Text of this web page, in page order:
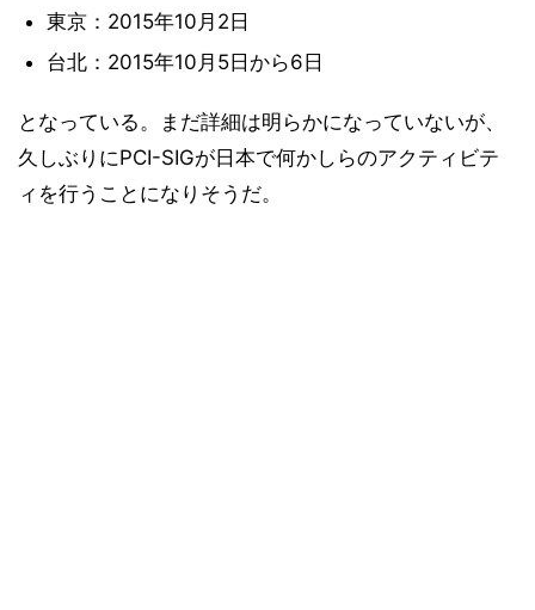
東京：2015年10月2日
台北：2015年10月5日から6日
となっている。まだ詳細は明らかになっていないが、
久しぶりにPCI-SIGが日本で何かしらのアクティビテ
ィを行うことになりそうだ。